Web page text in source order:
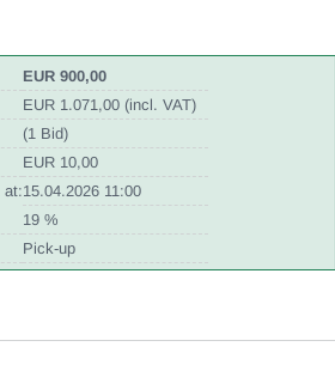
EUR 900,00
EUR 1.071,00 (incl. VAT)
(1 Bid)
EUR 10,00
at:15.04.2026 11:00
19 %
Pick-up